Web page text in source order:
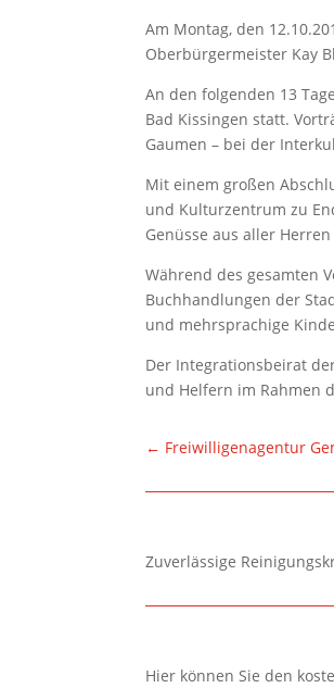
Am Montag, den
Oberbürgermeister Kay
An den folgenden 13
Bad Kissingen statt.
Gaumen – bei der
Mit einem großen
und Kulturzentrum zu
Genüsse aus aller
Während des gesamten
Buchhandlungen der
und mehrsprachige
Der Integrationsbeirat
und Helfern im Rahmen
← Freiwilligenagentur
Zuverlässige
Hier können Sie den